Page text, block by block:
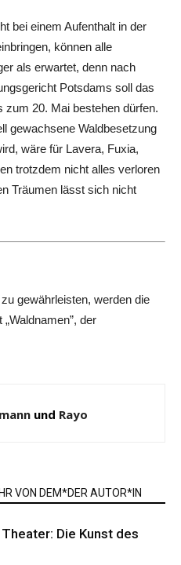
bei einem Aufenthalt in der
können alle
als erwartet, denn nach
Potsdams soll das
20. Mai bestehen dürfen.
gewachsene Waldbesetzung
wäre für Lavera, Fuxia,
trotzdem nicht alles verloren
Träumen lässt sich nicht
gewährleisten, werden die
der
und Rayo
VON DEM*DER AUTOR*IN
Die Kunst des